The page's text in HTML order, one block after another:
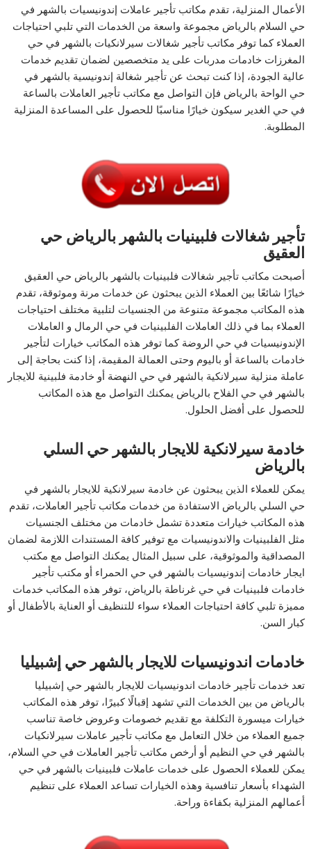
الأعمال المنزلية، تقدم مكاتب تأجير عاملات إندونيسيات بالشهر في
حي السلام بالرياض مجموعة واسعة من الخدمات التي تلبي احتياجات
العملاء كما توفر مكاتب تأجير شغالات سيرلانكيات بالشهر في حي
المغرزات خادمات مدربات على يد متخصصين لضمان تقديم خدمات
عالية الجودة، إذا كنت تبحث عن تأجير شغالة إندونيسية بالشهر في
حي الواحة بالرياض فإن التواصل مع مكاتب تأجير العاملات بالساعة
في حي الغدير سيكون خيارًا مناسبًا للحصول على المساعدة المنزلية
المطلوبة.
تأجير شغالات فلبينيات بالشهر بالرياض حي
العقيق
أصبحت مكاتب تأجير شغالات فلبينيات بالشهر بالرياض حي العقيق
خيارًا شائعًا بين العملاء الذين يبحثون عن خدمات مرنة وموثوقة، تقدم
هذه المكاتب مجموعة متنوعة من الجنسيات لتلبية مختلف احتياجات
العملاء بما في ذلك العاملات الفلبينيات في حي الرمال و العاملات
الإندونيسيات في حي الروضة كما توفر هذه المكاتب خيارات لتأجير
خادمات بالساعة أو باليوم وحتى العمالة المقيمة، إذا كنت بحاجة إلى
عاملة منزلية سيرلانكية بالشهر في حي النهضة أو خادمة فلبينية للايجار
بالشهر في حي الفلاح بالرياض يمكنك التواصل مع هذه المكاتب
للحصول على أفضل الحلول.
خادمة سيرلانكية للايجار بالشهر حي السلي
بالرياض
يمكن للعملاء الذين يبحثون عن خادمة سيرلانكية للايجار بالشهر في
حي السلي بالرياض الاستفادة من خدمات مكاتب تأجير العاملات، تقدم
هذه المكاتب خيارات متعددة تشمل خادمات من مختلف الجنسيات
مثل الفلبينيات والاندونيسيات مع توفير كافة المستندات اللازمة لضمان
المصداقية والموثوقية، على سبيل المثال يمكنك التواصل مع مكتب
ايجار خادمات إندونيسيات بالشهر في حي الحمراء أو مكتب تأجير
خادمات فلبينيات في حي غرناطة بالرياض، توفر هذه المكاتب خدمات
مميزة تلبي كافة احتياجات العملاء سواء للتنظيف أو العناية بالأطفال أو
كبار السن.
خادمات اندونيسيات للايجار بالشهر حي إشبيليا
تعد خدمات تأجير خادمات اندونيسيات للايجار بالشهر حي إشبيليا
بالرياض من بين الخدمات التي تشهد إقبالًا كبيرًا، توفر هذه المكاتب
خيارات ميسورة التكلفة مع تقديم خصومات وعروض خاصة تناسب
جميع العملاء من خلال التعامل مع مكاتب تأجير عاملات سيرلانكيات
بالشهر في حي النظيم أو أرخص مكاتب تأجير العاملات في حي السلام،
يمكن للعملاء الحصول على خدمات عاملات فلبينيات بالشهر في حي
الشهداء بأسعار تنافسية وهذه الخيارات تساعد العملاء على تنظيم
أعمالهم المنزلية بكفاءة وراحة.